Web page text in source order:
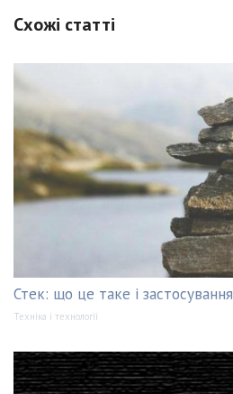
Схожі статті
Стек: що це таке і застосування
Техніка і технології